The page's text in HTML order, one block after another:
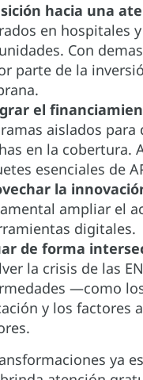
hacia una
en hospitales
Con
parte de la
el
aislados
en la cobertura.
esenciales de
la
ampliar el
digitales.
de forma
la crisis de las
—como
y los factores
ya